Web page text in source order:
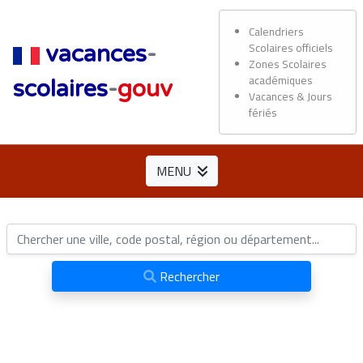
vacances-
scolaires-gouv
Calendriers
Scolaires officiels
Zones Scolaires
académiques
Vacances & Jours
fériés
MENU
Rechercher